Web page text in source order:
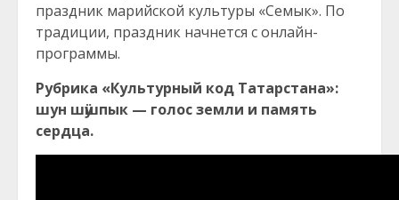
праздник марийской культуры «Семык». По
традиции, праздник начнется с онлайн-
программы.
Рубрика «Культурный код Татарстана»:
шун шӱшпык — голос земли и память
сердца.